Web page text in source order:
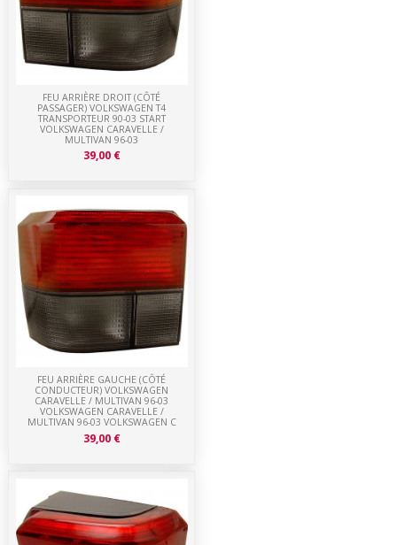
FEU ARRIÈRE GAUCHE (CÔTÉ
CONDUCTEUR) VOLKSWAGEN
CARAVELLE / MULTIVAN 96-03
VOLKSWAGEN CARAVELLE /
MULTIVAN 96-03 VOLKSWAGEN C
39,00 €
FEU ARRIÈRE DROIT (CÔTÉ
PASSAGER) VOLKSWAGEN T4
TRANSPORTEUR 90-03 START
VOLKSWAGEN CARAVELLE /
MULTIVAN 96-03
39,00 €